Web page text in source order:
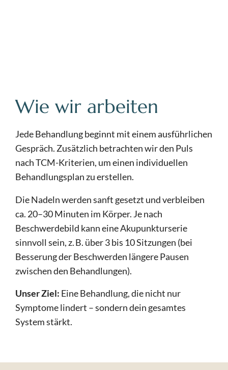
Wie wir arbeiten
Jede Behandlung beginnt mit einem ausführlichen
Gespräch. Zusätzlich betrachten wir den Puls
nach TCM-Kriterien, um einen individuellen
Behandlungsplan zu erstellen.
Die Nadeln werden sanft gesetzt und verbleiben
ca. 20–30 Minuten im Körper. Je nach
Beschwerdebild kann eine Akupunkturserie
sinnvoll sein, z. B. über 3 bis 10 Sitzungen (bei
Besserung der Beschwerden längere Pausen
zwischen den Behandlungen).
Unser Ziel: Eine Behandlung, die nicht nur
Symptome lindert – sondern dein gesamtes
System stärkt.